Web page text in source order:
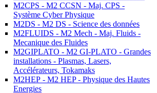
M2CPS - M2 CCSN - Maj. CPS -
Système Cyber Physique
M2DS - M2 DS - Science des données
M2FLUIDS - M2 Mech - Maj. Fluids -
Mecanique des Fluides
M2GIPLATO - M2 GI-PLATO - Grandes
installations - Plasmas, Lasers,
Accélérateurs, Tokamaks
M2HEP - M2 HEP - Physique des Hautes
Energies